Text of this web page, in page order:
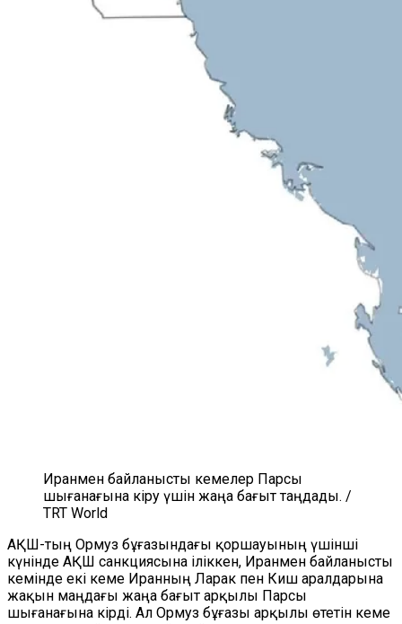
Иранмен байланысты кемелер Парсы
шығанағына кіру үшін жаңа бағыт таңдады. /
TRT World
АҚШ-тың Ормуз бұғазындағы қоршауының үшінші
күнінде АҚШ санкциясына іліккен, Иранмен байланысты
кемінде екі кеме Иранның Ларак пен Киш аралдарына
жақын маңдағы жаңа бағыт арқылы Парсы
шығанағына кірді. Ал Ормуз бұғазы арқылы өтетін кеме